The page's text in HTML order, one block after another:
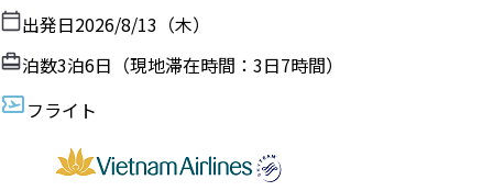
出発日2026/8/13（木）
泊数3泊6日（現地滞在時間： 3日7時間）
フライト